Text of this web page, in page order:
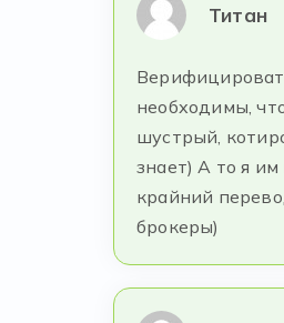
Титан
необходимы,
шустрый,
знает) А то я
крайний
брокеры)